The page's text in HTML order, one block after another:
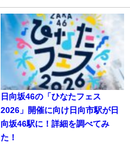
日向坂46の「ひなたフェス
2026」開催に向け日向市駅が日
向坂46駅に！詳細を調べてみ
た！